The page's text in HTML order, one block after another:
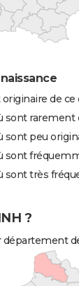
de
sont rarement
peu
sont
sont très
?